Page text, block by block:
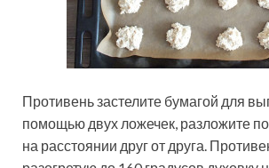
Противень застелите бумагой для
помощью двух ложечек, разложите
на расстоянии друг от друга.